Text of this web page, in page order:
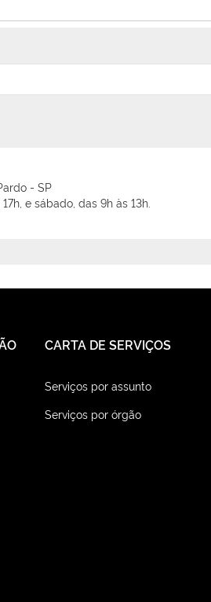
- SP
e sábado, das 9h às 13h.
CARTA DE SERVIÇOS
Serviços por assunto
Serviços por órgão